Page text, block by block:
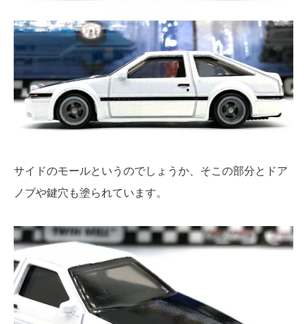
サイドのモールというのでしょうか、そこの部分とドア
ノブや鍵穴も塗られています。